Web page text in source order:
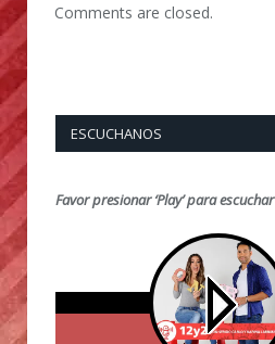
Comments are closed.
ESCUCHANOS
Favor presionar ‘Play’ para escuchar